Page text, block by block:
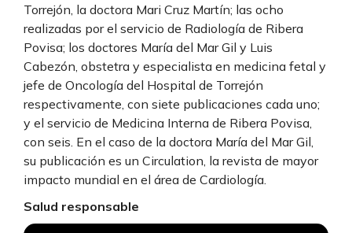
Torrejón, la doctora Mari Cruz Martín; las ocho
realizadas por el servicio de Radiología de Ribera
Povisa; los doctores María del Mar Gil y Luis
Cabezón, obstetra y especialista en medicina fetal y
jefe de Oncología del Hospital de Torrejón
respectivamente, con siete publicaciones cada uno;
y el servicio de Medicina Interna de Ribera Povisa,
con seis. En el caso de la doctora María del Mar Gil,
su publicación es un Circulation, la revista de mayor
impacto mundial en el área de Cardiología.
Salud responsable